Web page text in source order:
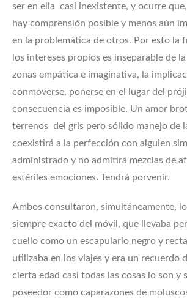
ser en ella casi inexistente, y ocurre
hay comprensión posible y menos aún
en la problemática de otros. Por esto la
los intereses propios es inseparable de la
zonas empática e imaginativa, la
conmoverse, ponerse en el lugar del
consecuencia es imposible. Un amor
terrenos del gris pero sólido manejo de
coexistirá a la perfección con alguien
administrado y no admitirá mezclas de
estériles emociones. Tendrá porvenir.
Ambos consultaron, simultáneamente,
siempre exacto del móvil, que llevaba
cuello como un escapulario negro y
utilizaba en los viajes y era un recuerdo
cierta edad casi todas las cosas lo son y
poseedor como caparazones de